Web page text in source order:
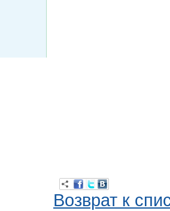
Возврат к